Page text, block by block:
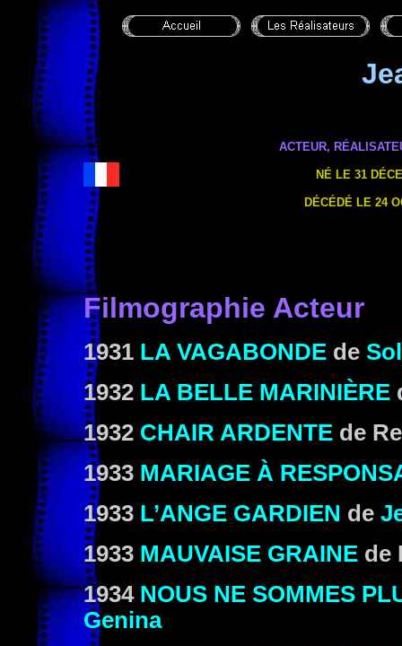
ACTEUR,
NÉ LE 31
DÉCÉDÉ LE 24
Filmographie Acteur
1931 LA VAGABONDE de
1932 LA BELLE MARINIÈRE
1932 CHAIR ARDENTE de
1933 MARIAGE À
1933 L’ANGE GARDIEN de
1933 MAUVAISE GRAINE de
1934 NOUS NE SOMMES
Genina